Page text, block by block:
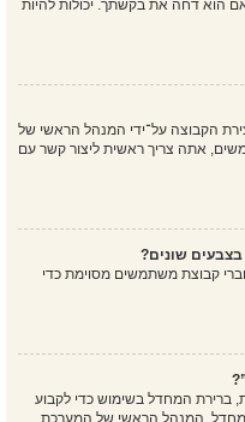
הוא דחה את בקשתך. יכולות להיות
הקבוצה על־ידי המנהל הראשי של
אתה צריך ראשית ליצור קשר עם
שונים?
קבוצת משתמשים מסוימת כדי
המחדל בשימוש כדי לקבוע
מחדל. המנהל הראשי של המערכת